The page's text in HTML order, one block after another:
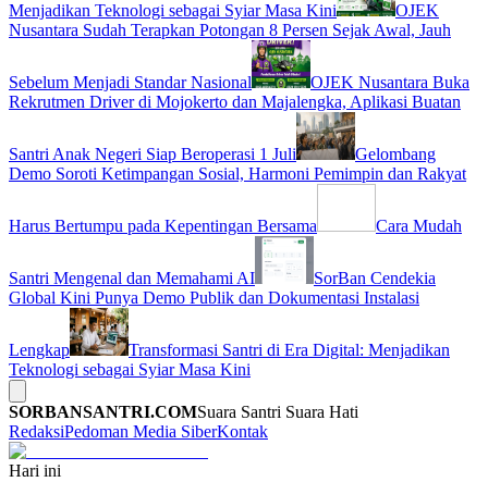
Menjadikan Teknologi sebagai Syiar Masa Kini
OJEK
Nusantara Sudah Terapkan Potongan 8 Persen Sejak Awal, Jauh
Sebelum Menjadi Standar Nasional
OJEK Nusantara Buka
Rekrutmen Driver di Mojokerto dan Majalengka, Aplikasi Buatan
Santri Anak Negeri Siap Beroperasi 1 Juli
Gelombang
Demo Soroti Ketimpangan Sosial, Harmoni Pemimpin dan Rakyat
Harus Bertumpu pada Kepentingan Bersama Cara Mudah
Santri Mengenal dan Memahami AI
SorBan Cendekia
Global Kini Punya Demo Publik dan Dokumentasi Instalasi
Lengkap
Transformasi Santri di Era Digital: Menjadikan
Teknologi sebagai Syiar Masa Kini
SORBANSANTRI.COMSuara Santri Suara Hati
RedaksiPedoman Media SiberKontak
Hari ini